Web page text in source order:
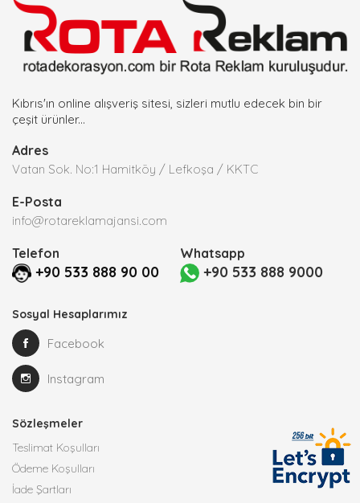
Kıbrıs'ın online alışveriş sitesi, sizleri mutlu edecek bin bir
çeşit ürünler...
Adres
Vatan Sok. No:1 Hamitköy / Lefkoşa / KKTC
E-Posta
info@rotareklamajansi.com
Telefon
+90 533 888 90 00
Whatsapp
+90 533 888 9000
Sosyal Hesaplarımız
Facebook
Instagram
Sözleşmeler
Teslimat Koşulları
Ödeme Koşulları
İade Şartları